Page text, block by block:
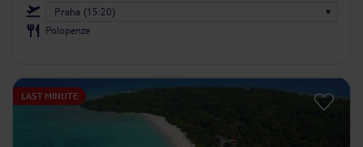
Praha (15:20)
Polopenze
LAST MINUTE